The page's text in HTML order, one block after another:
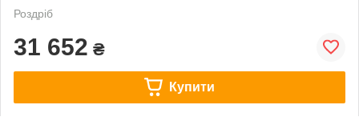
Роздріб
31 652 ₴
Купити